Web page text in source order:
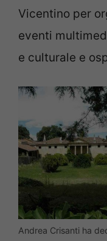
Vicentino per
eventi
e culturale e
Andrea Crisanti ha